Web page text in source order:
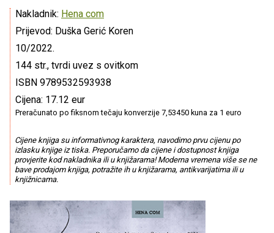
Nakladnik: Hena com
Prijevod: Duška Gerić Koren
10/2022.
144 str., tvrdi uvez s ovitkom
ISBN 9789532593938
Cijena: 17.12 eur
Preračunato po fiksnom tečaju konverzije 7,53450 kuna za 1 euro
Cijene knjiga su informativnog karaktera, navodimo prvu cijenu po
izlasku knjige iz tiska. Preporučamo da cijene i dostupnost knjiga
provjerite kod nakladnika ili u knjižarama! Moderna vremena više se ne
bave prodajom knjiga, potražite ih u knjižarama, antikvarijatima ili u
knjižnicama.